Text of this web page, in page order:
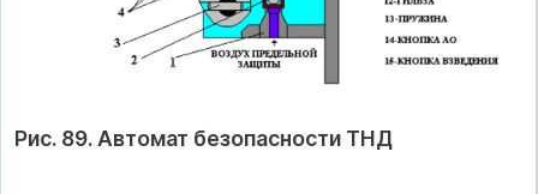
Рис. 89. Автомат безопасности ТНД